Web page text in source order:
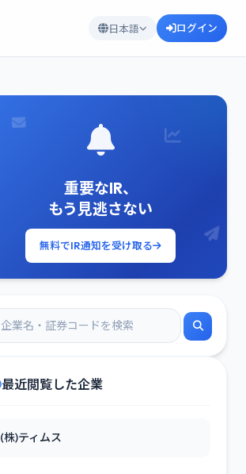
日本語 ログイン
重要なIR、
もう見逃さない
無料でIR通知を受け取る
最近閲覧した企業
(株)ティムス